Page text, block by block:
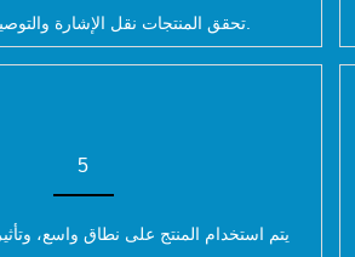
5
يتم استخدام المنتج على نطاق واسع،